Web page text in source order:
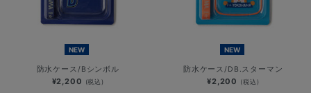
NEW
防水ケース/Bシンボル
¥2,200 (税込)
NEW
防水ケース/DB.スターマン
¥2,200 (税込)